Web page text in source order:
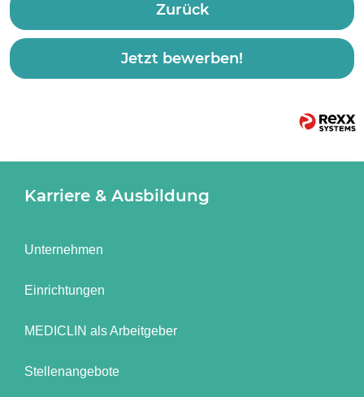
Zurück
Jetzt bewerben!
Karriere & Ausbildung
Unternehmen
Einrichtungen
MEDICLIN als Arbeitgeber
Stellenangebote